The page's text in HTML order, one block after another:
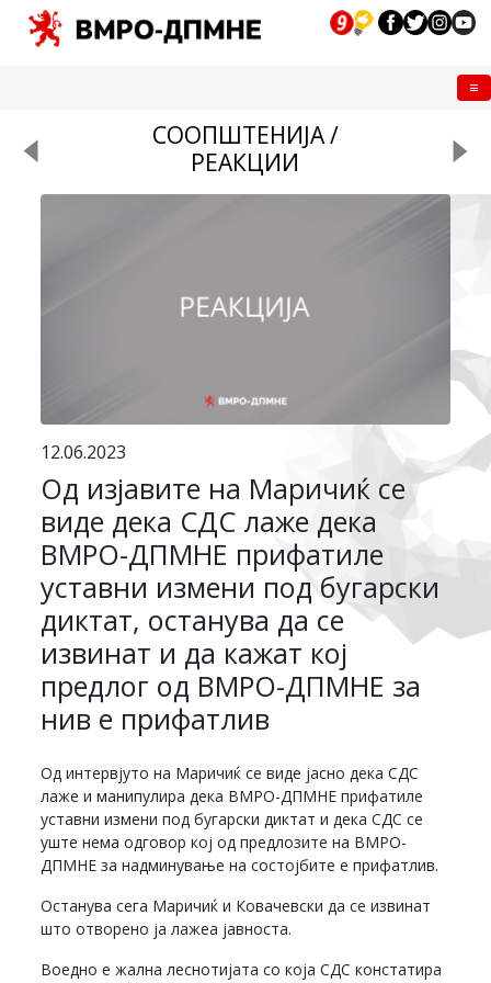
СООПШТЕНИЈА /
РЕАКЦИИ
12.06.2023
Од изјавите на Маричиќ се
виде дека СДС лаже дека
ВМРО-ДПМНЕ прифатиле
уставни измени под бугарски
диктат, останува да се
извинат и да кажат кој
предлог од ВМРО-ДПМНЕ за
нив е прифатлив
Од интервјуто на Маричиќ се виде јасно дека СДС
лаже и манипулира дека ВМРО-ДПМНЕ прифатиле
уставни измени под бугарски диктат и дека СДС се
уште нема одговор кој од предлозите на ВМРО-
ДПМНЕ за надминување на состојбите е прифатлив.
Останува сега Маричиќ и Ковачевски да се извинат
што отворено ја лажеа јавноста.
Воедно е жална леснотијата со која СДС констатира